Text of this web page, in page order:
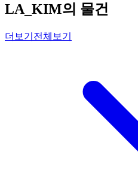
LA_KIM의 물건
더보기 전체보기